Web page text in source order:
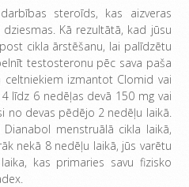
steroīds, kas aizveras
Kā rezultātā, kad jūsu
cikla ārstēšanu, lai palīdzētu
testosteronu pēc sava paša
celtniekiem izmantot Clomid vai
līdz 6 nedēļas devā 150 mg vai
no devas pēdējo 2 nedēļu laikā.
menstruālā cikla laikā,
nekā 8 nedēļu laikā, jūs varētu
kas primaries savu fizisko